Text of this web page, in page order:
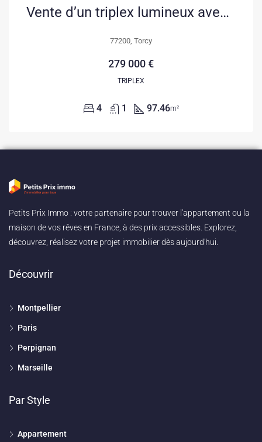
Vente d’un triplex lumineux avec terrasse à Torcy dans le quartier du Clos
77200, Torcy
279 000 €
TRIPLEX
4 1 97.46m²
Petits Prix Immo : votre partenaire pour trouver l'appartement ou la
maison de vos rêves en France, à des prix accessibles. Explorez,
découvrez, réalisez votre projet immobilier dès aujourd'hui.
Découvrir
Montpellier
Paris
Perpignan
Marseille
Par Style
Appartement